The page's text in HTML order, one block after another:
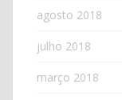
agosto 2018
julho 2018
março 2018